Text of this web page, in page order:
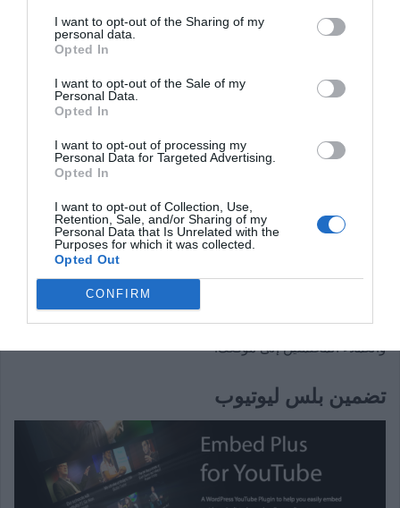
I want to opt-out of the Sharing of my
personal data.
Opted In
I want to opt-out of the Sale of my
Personal Data.
Opted In
I want to opt-out of processing my
Personal Data for Targeted Advertising.
Opted In
I want to opt-out of Collection, Use,
Retention, Sale, and/or Sharing of my
Personal Data that Is Unrelated with the
Purposes for which it was collected.
Opted Out
CONFIRM
محتوى الفيديو
يُعد YouTube نظامًا أساسيًا قويًا لوسائل التواصل الاجتماعي ، وإذا
كان موقع الويب الخاص بك يحتوي على الكثير من مقاطع الفيديو ،
فأنت بحاجة إلى النشر هنا. بإضافة مقاطع فيديو إلى YouTube ،
ستشارك المحتوى مع جمهور أكبر وأوسع (حوالي 2 مليار). يمنحك
هذا بعد ذلك فرصة أكبر لجذب المزيد من المشتركين والعملاء
والعملاء المحتملين إلى موقعك.
تضمين بلس ليوتيوب